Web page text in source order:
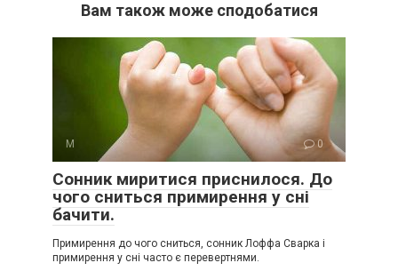
Вам також може сподобатися
М 0
Сонник миритися приснилося. До
чого сниться примирення у сні
бачити.
Примирення до чого сниться, сонник Лоффа Сварка і
примирення у сні часто є перевертнями.